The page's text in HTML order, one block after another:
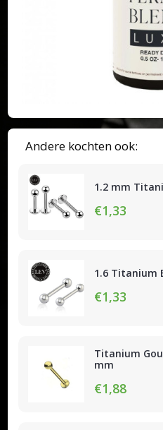
Andere kochten ook:
1.2 mm
€1,33
1.6 Titanium
€1,33
Titanium
mm
€1,88